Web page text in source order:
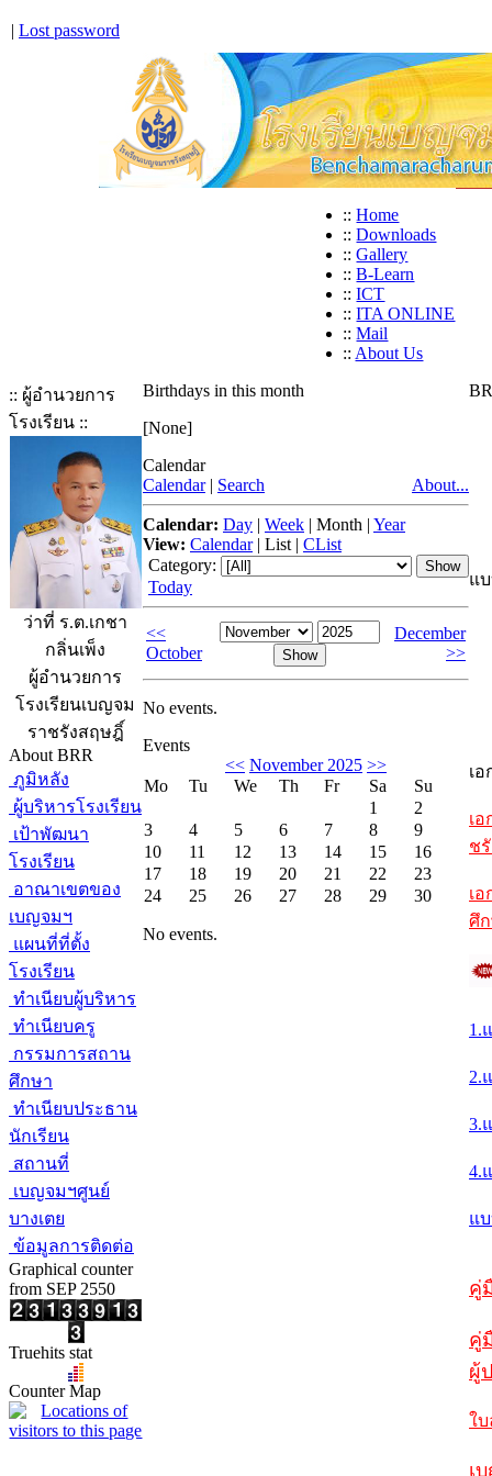
| Lost password
:: Home
:: Downloads
:: Gallery
:: B-Learn
:: ICT
:: ITA ONLINE
:: Mail
:: About Us
:: ผู้อำนวยการ
โรงเรียน ::
ว่าที่ ร.ต.เกชา
กลิ่นเพ็ง
ผู้อำนวยการ
โรงเรียนเบญจม
ราชรังสฤษฎิ์
About BRR
ภูมิหลัง
ผู้บริหารโรงเรียน
เป้าพัฒนา
โรงเรียน
อาณาเขตของ
เบญจมฯ
แผนที่ที่ตั้ง
โรงเรียน
ทำเนียบผู้บริหาร
ทำเนียบครู
กรรมการสถาน
ศึกษา
ทำเนียบประธาน
นักเรียน
สถานที่
เบญจมฯศูนย์
บางเตย
ข้อมูลการติดต่อ
Graphical counter
from SEP 2550
Truehits stat
Counter Map
Birthdays in this month
[None]
Calendar
Calendar | Search About...
Calendar: Day | Week | Month | Year
View: Calendar| List | CList
Category:
Today
<<
October
December
>>
No events.
Events
<< November 2025 >>
Mo
Tu We Th Fr Sa
Su
1
2
3
4 5 6 7 8
9
10
11 12 13 14 15
16
17
18 19 20 21 22
23
24
25 26 27 28 29 30
No events.
แ
เ
เ
ช
เ
ศึ
1.
2.
3.
4.
แ
คู่
คู่
ผู้
ใ
เ